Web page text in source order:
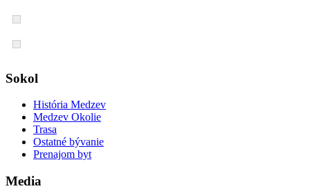
Sokol
História Medzev
Medzev Okolie
Trasa
Ostatné bývanie
Prenajom byt
Media